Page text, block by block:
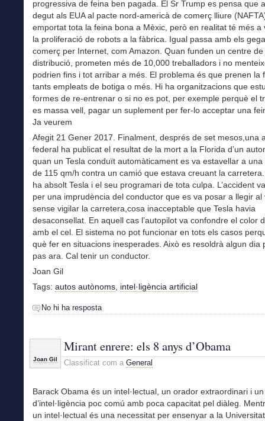
progressiva de feina ben pagada. El Sr Trump es pensa que
degut als EUA al pacte nord-americà de comerç lliure
emportat tota la feina bona a Mèxic, però en realitat té més a
la proliferació de robots a la fàbrica. Igual passa amb els
comerç per Internet, com Amazon. Quan funden un centre de
distribució, prometen més de 10,000 treballadors i no
podrien fins i tot arribar a més. El problema és que prenen la
tants empleats de botiga o més. Hi ha organitzacions que
formes de re-entrenar o si no es pot, per exemple perquè el
es massa vell, pagar un suplement per fer-lo acceptar una
Ja veurem
Afegit 21 Gener 2017. Finalment, després de set mesos,una
federal ha publicat el resultat de la mort a la Florida d’un
quan un Tesla conduït automàticament es va estavellar a una
de 115 qm/h contra un camió que estava creuant la carretera.
ha absolt Tesla i el seu programari de tota culpa. L’accident
per una imprudència del conductor que es va posar a llegir al
sense vigilar la carretera,cosa inacceptable que Tesla havia
desaconsellat. En aquell cas l’autopilot va confondre el color
amb el cel. El sistema no pot funcionar en tots els casos
què fer en situacions inesperades. Això es resoldrà algun dia
pas ara. Cal tenir un conductor.
Joan Gil
Tags: autos autònoms intel·ligència artificial
No hi ha resposta
Joan Gil
Mirant enrere: els 8 anys d’Obama
Classificat com a General
Barack Obama és un intel·lectual, un orador extraordinari i
d’intel·ligència poc comú amb poca capacitat pel diàleg.
un intel·lectual és una necessitat per ensenyar a la